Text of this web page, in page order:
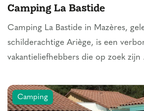
Camping La Bastide
Camping La Bastide in Mazères,
schilderachtige Ariège, is een
vakantieliefhebbers die op zoek zijn
Camping